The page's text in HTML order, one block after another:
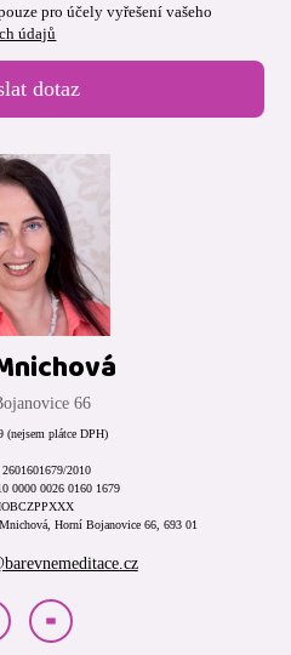
pro účely vyřešení vašeho
údajů
dotaz
66
(nejsem plátce DPH)
2010
0000 0026 0160 1679
Horní Bojanovice 66, 693 01